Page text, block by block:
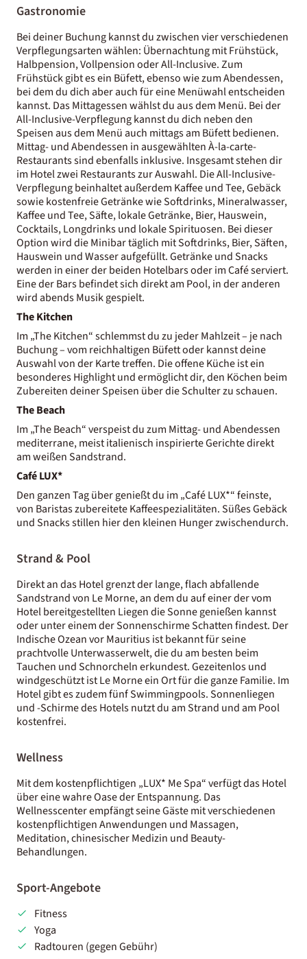
Gastronomie
Bei deiner Buchung kannst du zwischen vier verschiedenen
Verpflegungsarten wählen: Übernachtung mit Frühstück,
Halbpension, Vollpension oder All-Inclusive. Zum
Frühstück gibt es ein Büfett, ebenso wie zum Abendessen,
bei dem du dich aber auch für eine Menüwahl entscheiden
kannst. Das Mittagessen wählst du aus dem Menü. Bei der
All-Inclusive-Verpflegung kannst du dich neben den
Speisen aus dem Menü auch mittags am Büfett bedienen.
Mittag- und Abendessen in ausgewählten À-la-carte-
Restaurants sind ebenfalls inklusive. Insgesamt stehen dir
im Hotel zwei Restaurants zur Auswahl. Die All-Inclusive-
Verpflegung beinhaltet außerdem Kaffee und Tee, Gebäck
sowie kostenfreie Getränke wie Softdrinks, Mineralwasser,
Kaffee und Tee, Säfte, lokale Getränke, Bier, Hauswein,
Cocktails, Longdrinks und lokale Spirituosen. Bei dieser
Option wird die Minibar täglich mit Softdrinks, Bier, Säften,
Hauswein und Wasser aufgefüllt. Getränke und Snacks
werden in einer der beiden Hotelbars oder im Café serviert.
Eine der Bars befindet sich direkt am Pool, in der anderen
wird abends Musik gespielt.
The Kitchen
Im „The Kitchen“ schlemmst du zu jeder Mahlzeit – je nach
Buchung – vom reichhaltigen Büfett oder kannst deine
Auswahl von der Karte treffen. Die offene Küche ist ein
besonderes Highlight und ermöglicht dir, den Köchen beim
Zubereiten deiner Speisen über die Schulter zu schauen.
The Beach
Im „The Beach“ verspeist du zum Mittag- und Abendessen
mediterrane, meist italienisch inspirierte Gerichte direkt
am weißen Sandstrand.
Café LUX*
Den ganzen Tag über genießt du im „Café LUX*“ feinste,
von Baristas zubereitete Kaffeespezialitäten. Süßes Gebäck
und Snacks stillen hier den kleinen Hunger zwischendurch.
Strand & Pool
Direkt an das Hotel grenzt der lange, flach abfallende
Sandstrand von Le Morne, an dem du auf einer der vom
Hotel bereitgestellten Liegen die Sonne genießen kannst
oder unter einem der Sonnenschirme Schatten findest. Der
Indische Ozean vor Mauritius ist bekannt für seine
prachtvolle Unterwasserwelt, die du am besten beim
Tauchen und Schnorcheln erkundest. Gezeitenlos und
windgeschützt ist Le Morne ein Ort für die ganze Familie. Im
Hotel gibt es zudem fünf Swimmingpools. Sonnenliegen
und -Schirme des Hotels nutzt du am Strand und am Pool
kostenfrei.
Wellness
Mit dem kostenpflichtigen „LUX* Me Spa“ verfügt das Hotel
über eine wahre Oase der Entspannung. Das
Wellnesscenter empfängt seine Gäste mit verschiedenen
kostenpflichtigen Anwendungen und Massagen,
Meditation, chinesischer Medizin und Beauty-
Behandlungen.
Sport-Angebote
Fitness
Yoga
Radtouren (gegen Gebühr)